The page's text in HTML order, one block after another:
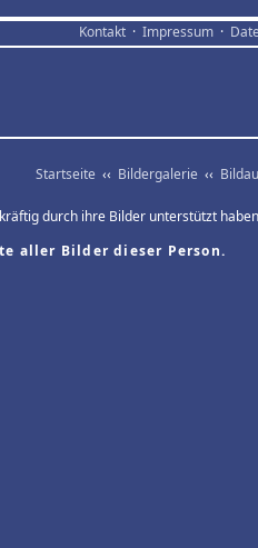
Kontakt · Impressum ·
Startseite ‹‹ Bildergalerie ‹‹
durch ihre Bilder unterstützt
aller Bilder dieser Person.